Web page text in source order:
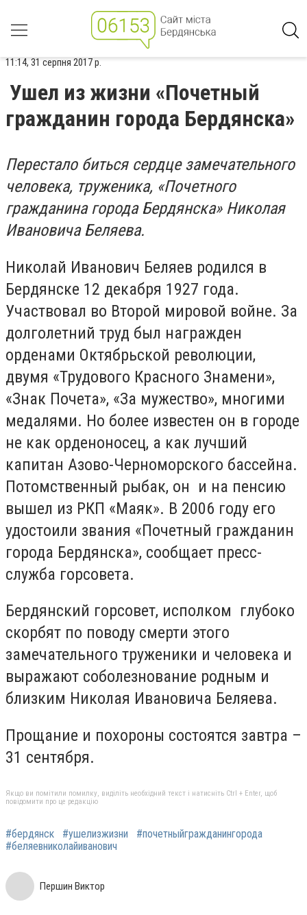
11:14, 31 серпня 2017 р.
Ушел из жизни «Почетный
гражданин города Бердянска»
Перестало биться сердце замечательного
человека, труженика, «Почетного
гражданина города Бердянска» Николая
Ивановича Беляева.
Николай Иванович Беляев родился в
Бердянске 12 декабря 1927 года.
Участвовал во Второй мировой войне. За
долголетний труд был награжден
орденами Октябрьской революции,
двумя «Трудового Красного Знамени»,
«Знак Почета», «За мужество», многими
медалями. Но более известен он в городе
не как орденоносец, а как лучший
капитан Азово-Черноморского бассейна.
Потомственный рыбак, он и на пенсию
вышел из РКП «Маяк». В 2006 году его
удостоили звания «Почетный гражданин
города Бердянска», сообщает пресс-
служба горсовета.
Бердянский горсовет, исполком глубоко
скорбят по поводу смерти этого
замечательного труженики и человека и
выражают соболезнование родным и
близким Николая Ивановича Беляева.
Прощание и похороны состоятся завтра –
31 сентября.
Якщо ви помітили помилку, виділіть необхідний текст і натисніть Ctrl + Enter, щоб
повідомити про це редакцію
#бердянск #ушелизжизни
#почетныйгражданингорода
#беляевниколайиванович
Першин Виктор